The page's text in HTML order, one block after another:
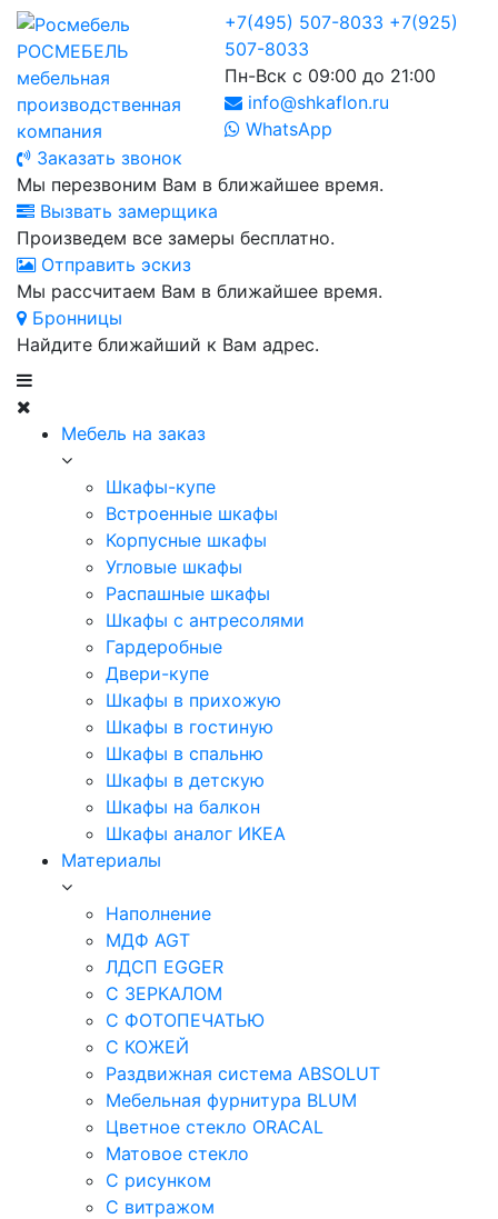
РОСМЕБЕЛЬ
мебельная
производственная
компания
+7(495) 507-8033 +7(925)
507-8033
Пн-Вск с 09:00 до 21:00
info@shkaflon.ru
WhatsApp
Заказать звонок
Мы перезвоним Вам в ближайшее время.
Вызвать замерщика
Произведем все замеры бесплатно.
Отправить эскиз
Мы рассчитаем Вам в ближайшее время.
Бронницы
Найдите ближайший к Вам адрес.
Мебель на заказ
Шкафы-купе
Встроенные шкафы
Корпусные шкафы
Угловые шкафы
Распашные шкафы
Шкафы с антресолями
Гардеробные
Двери-купе
Шкафы в прихожую
Шкафы в гостиную
Шкафы в спальню
Шкафы в детскую
Шкафы на балкон
Шкафы аналог ИКЕА
Материалы
Наполнение
МДФ AGT
ЛДСП EGGER
С ЗЕРКАЛОМ
С ФОТОПЕЧАТЬЮ
С КОЖЕЙ
Раздвижная система ABSOLUT
Мебельная фурнитура BLUM
Цветное стекло ORACAL
Матовое стекло
C рисунком
C витражом